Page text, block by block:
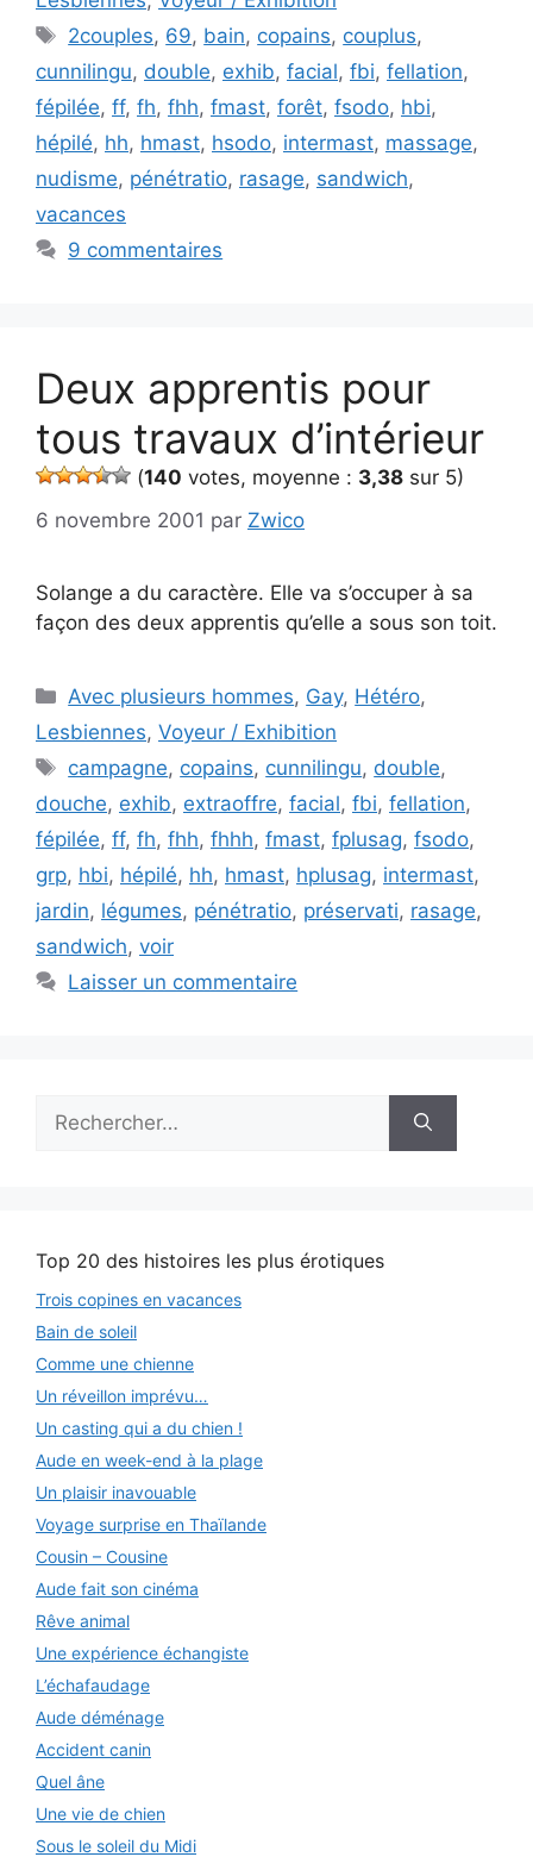
Étiquettes
2couples, 69, bain, copains, couplus,
cunnilingu, double, exhib, facial, fbi, fellation,
fépilée, ff, fh, fhh, fmast, forêt, fsodo, hbi,
hépilé, hh, hmast, hsodo, intermast, massage,
nudisme, pénétratio, rasage, sandwich,
vacances
9 commentaires
Deux apprentis pour
tous travaux d’intérieur
(140 votes, moyenne : 3,38 sur 5)
6 novembre 2001 par Zwico
Solange a du caractère. Elle va s’occuper à sa
façon des deux apprentis qu’elle a sous son toit.
Catégories
Avec plusieurs hommes, Gay, Hétéro,
Lesbiennes, Voyeur / Exhibition
Étiquettes
campagne, copains, cunnilingu, double,
douche, exhib, extraoffre, facial, fbi, fellation,
fépilée, ff, fh, fhh, fhhh, fmast, fplusag, fsodo,
grp, hbi, hépilé, hh, hmast, hplusag, intermast,
jardin, légumes, pénétratio, préservati, rasage,
sandwich, voir
Laisser un commentaire
Top 20 des histoires les plus érotiques
Trois copines en vacances
Bain de soleil
Comme une chienne
Un réveillon imprévu…
Un casting qui a du chien !
Aude en week-end à la plage
Un plaisir inavouable
Voyage surprise en Thaïlande
Cousin – Cousine
Aude fait son cinéma
Rêve animal
Une expérience échangiste
L’échafaudage
Aude déménage
Accident canin
Quel âne
Une vie de chien
Sous le soleil du Midi